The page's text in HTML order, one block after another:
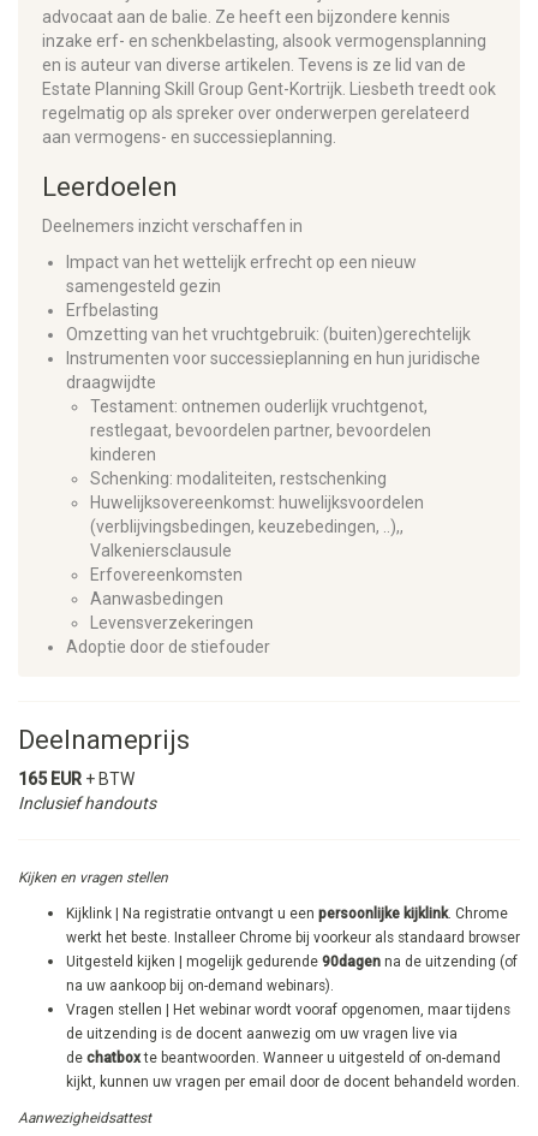
advocaat aan de balie. Ze heeft een bijzondere kennis
inzake erf- en schenkbelasting, alsook vermogensplanning
en is auteur van diverse artikelen. Tevens is ze lid van de
Estate Planning Skill Group Gent-Kortrijk. Liesbeth treedt ook
regelmatig op als spreker over onderwerpen gerelateerd
aan vermogens- en successieplanning.
Leerdoelen
Deelnemers inzicht verschaffen in
Impact van het wettelijk erfrecht op een nieuw
samengesteld gezin
Erfbelasting
Omzetting van het vruchtgebruik: (buiten)gerechtelijk
Instrumenten voor successieplanning en hun juridische
draagwijdte
Testament: ontnemen ouderlijk vruchtgenot,
restlegaat, bevoordelen partner, bevoordelen
kinderen
Schenking: modaliteiten, restschenking
Huwelijksovereenkomst: huwelijksvoordelen
(verblijvingsbedingen, keuzebedingen, ..),,
Valkeniersclausule
Erfovereenkomsten
Aanwasbedingen
Levensverzekeringen
Adoptie door de stiefouder
Deelnameprijs
165 EUR + BTW
Inclusief handouts
Kijken en vragen stellen
Kijklink | Na registratie ontvangt u een persoonlijke kijklink. Chrome
werkt het beste. Installeer Chrome bij voorkeur als standaard browser
Uitgesteld kijken | mogelijk gedurende 90dagen na de uitzending (of
na uw aankoop bij on-demand webinars).
​Vragen stellen | Het webinar wordt vooraf opgenomen, maar tijdens
de uitzending is de docent aanwezig om uw vragen live via
de chatboxte beantwoorden. Wanneer u uitgesteld of on-demand
kijkt, kunnen uw vragen per email door de docent behandeld worden.
Aanwezigheidsattest